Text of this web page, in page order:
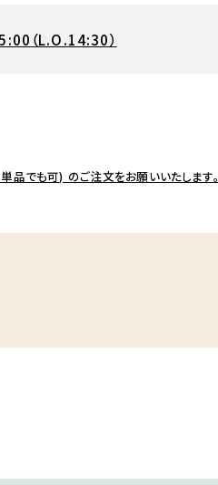
（L.O.14:30）
品でも可) のご注文をお願いいたします。